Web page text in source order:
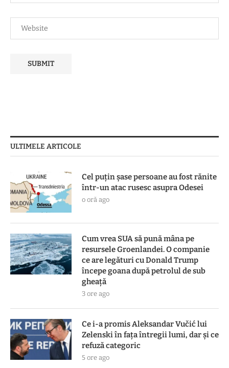
ULTIMELE ARTICOLE
Cel puțin șase persoane au fost rănite
într-un atac rusesc asupra Odesei
o oră ago
Cum vrea SUA să pună mâna pe
resursele Groenlandei. O companie
ce are legături cu Donald Trump
începe goana după petrolul de sub
gheață
3 ore ago
Ce i-a promis Aleksandar Vučić lui
Zelenski în fața întregii lumi, dar și ce
refuză categoric
5 ore ago